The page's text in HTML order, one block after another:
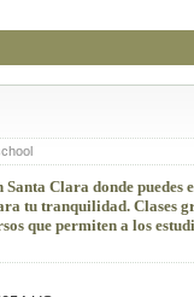
Clara donde
tu tranquilidad. Clases
que permiten a los